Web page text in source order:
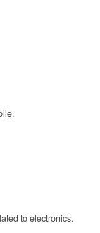
to electronics.